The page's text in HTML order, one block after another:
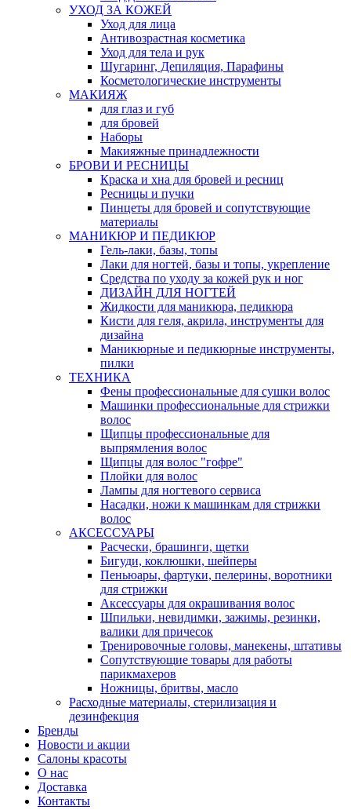
УХОД ЗА КОЖЕЙ
Уход для лица
Антивозрастная косметика
Уход для тела и рук
Шугаринг, Депиляция, Парафины
Косметологические инструменты
МАКИЯЖ
для глаз и губ
для бровей
Наборы
Макияжные принадлежности
БРОВИ И РЕСНИЦЫ
Краска и хна для бровей и ресниц
Ресницы и пучки
Пинцеты для бровей и сопутствующие
материалы
МАНИКЮР И ПЕДИКЮР
Гель-лаки, базы, топы
Лаки для ногтей, базы и топы, укрепление
Средства по уходу за кожей рук и ног
ДИЗАЙН ДЛЯ НОГТЕЙ
Жидкости для маникюра, педикюра
Кисти для геля, акрила, инструменты для
дизайна
Маникюрные и педикюрные инструменты,
пилки
ТЕХНИКА
Фены профессиональные для сушки волос
Машинки профессиональные для стрижки
волос
Щипцы профессиональные для
выпрямления волос
Щипцы для волос "гофре"
Плойки для волос
Лампы для ногтевого сервиса
Насадки, ножи к машинкам для стрижки
волос
АКСЕССУАРЫ
Расчески, брашинги, щетки
Бигуди, коклюшки, шейперы
Пеньюары, фартуки, пелерины, воротники
для стрижки
Аксессуары для окрашивания волос
Шпильки, невидимки, зажимы, резинки,
валики для причесок
Тренировочные головы, манекены, штативы
Сопутствующие товары для работы
парикмахеров
Ножницы, бритвы, масло
Расходные материалы, стерилизация и
дезинфекция
Бренды
Новости и акции
Салоны красоты
О нас
Доставка
Контакты